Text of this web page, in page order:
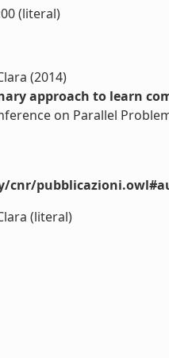
(literal)
(2014)
approach to learn
on Parallel
cnr/
(literal)